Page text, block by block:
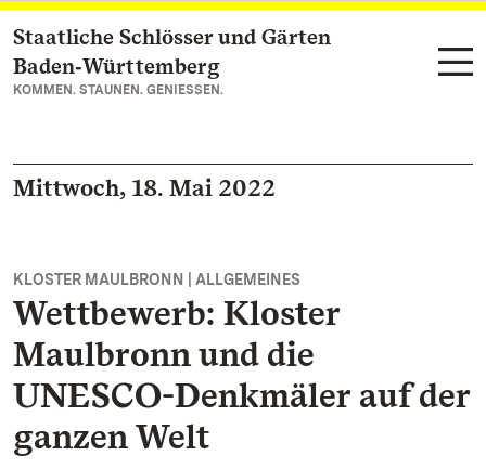
Zum Hauptinhalt springen
Staatliche Schlösser und Gärten
Baden‑Württemberg
KOMMEN. STAUNEN. GENIESSEN.
Mittwoch, 18. Mai 2022
KLOSTER MAULBRONN | ALLGEMEINES
Wettbewerb: Kloster
Maulbronn und die
UNESCO-Denkmäler auf der
ganzen Welt